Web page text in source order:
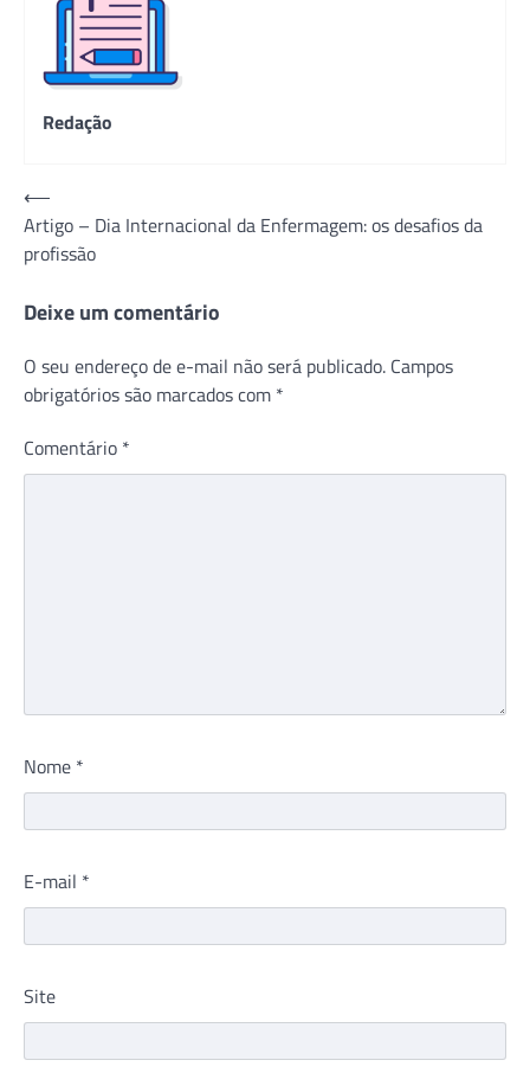
Redação
Navegação
de
Post
⟵
Artigo – Dia Internacional da Enfermagem: os desafios da
profissão
Deixe um comentário
O seu endereço de e-mail não será publicado. Campos
obrigatórios são marcados com *
Comentário *
Nome *
E-mail *
Site